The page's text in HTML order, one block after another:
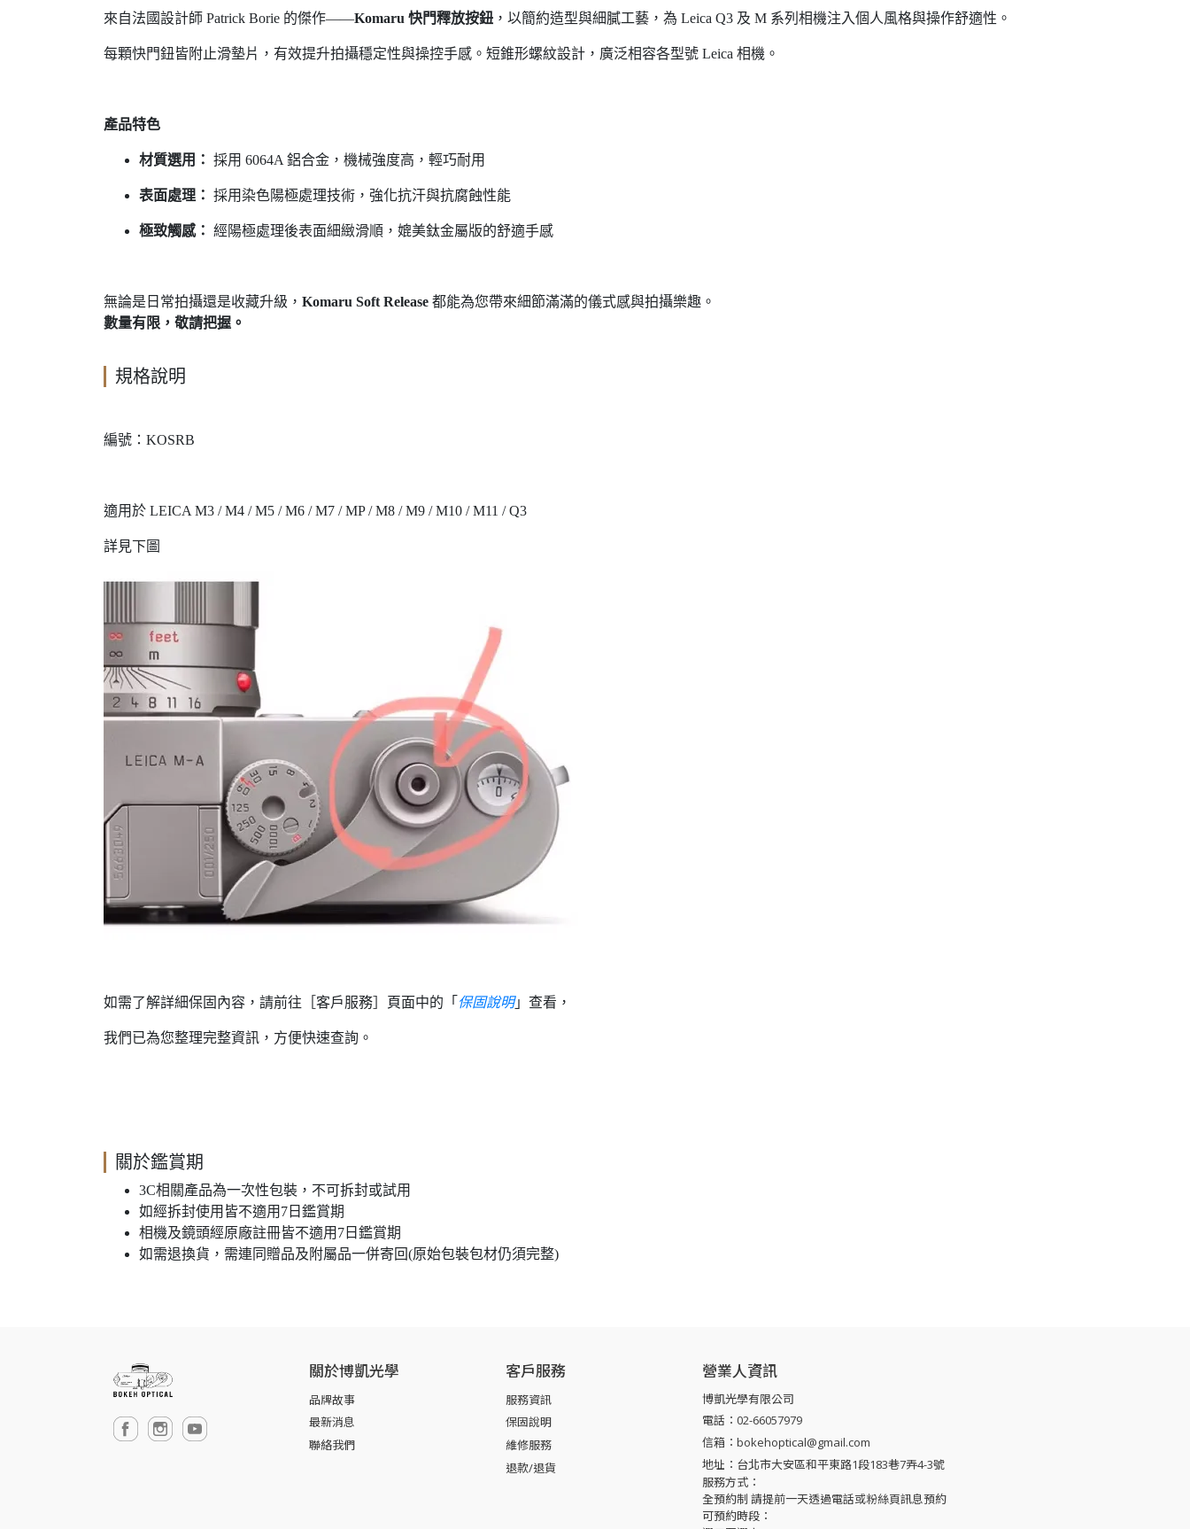
來自法國設計師 Patrick Borie 的傑作——Komaru 快門釋放按鈕 ，以簡約造型與細膩工藝，為 Leica Q3 及 M 系列相機注入個人風格與操作舒適性。
每顆快門鈕皆附止滑墊片，有效提升拍攝穩定性與操控手感。短錐形螺紋設計，廣泛相容各型號 Leica 相機。
產品特色
材質選用： 採用 6064A 鋁合金，機械強度高，輕巧耐用
表面處理： 採用染色陽極處理技術，強化抗汗與抗腐蝕性能
極致觸感： 經陽極處理後表面細緻滑順，媲美鈦金屬版的舒適手感
無論是日常拍攝還是收藏升級， Komaru Soft Release 都能為您帶來細節滿滿的儀式感與拍攝樂趣。
數量有限，敬請把握。
規格說明
編號：KOSRB
適用於 LEICA M3 / M4 / M5 / M6 / M7 / MP / M8 / M9 / M10 / M11 / Q3
詳見下圖
如需了解詳細保固內容，請前往［客戶服務］頁面中的「 保固說明」查看，
我們已為您整理完整資訊，方便快速查詢。
關於鑑賞期
3C相關產品為一次性包裝，不可拆封或試用
如經拆封使用皆不適用7日鑑賞期
相機及鏡頭經原廠註冊皆不適用7日鑑賞期
如需退換貨，需連同贈品及附屬品一併寄回(原始包裝包材仍須完整)
關於博凱光學
品牌故事
最新消息
聯絡我們
客戶服務
服務資訊
保固說明
維修服務
退款/退貨
營業人資訊
博凱光學有限公司
電話：02-66057979
信箱：bokehoptical@gmail.com
地址：台北市大安區和平東路1段183巷7弄4-3號
服務方式：
全預約制 請提前一天透過電話或粉絲頁訊息預約
可預約時段：